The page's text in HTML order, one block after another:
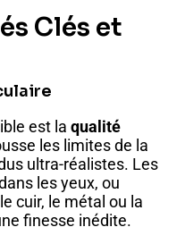
Clés et
est la qualité
les limites de la
ultra-réalistes. Les
les yeux, ou
cuir, le métal ou la
finesse inédite.